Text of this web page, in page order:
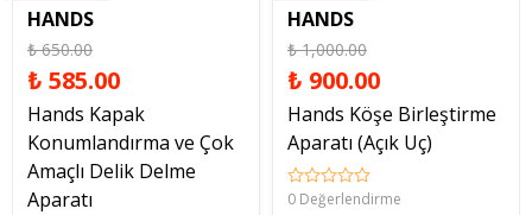
HANDS
₺ 650.00
₺ 585.00
Hands Kapak
Konumlandırma ve Çok
Amaçlı Delik Delme
Aparatı
HANDS
₺ 1,000.00
₺ 900.00
Hands Köşe Birleştirme
Aparatı (Açık Uç)
0 Değerlendirme